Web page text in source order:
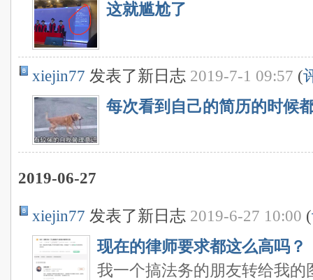
这就尴尬了
xiejin77 发表了新日志 2019-7-1 09:57 (
每次看到自己的简历的时候
2019-06-27
xiejin77 发表了新日志 2019-6-27 10:00 (
现在的律师要求都这么高吗？
我一个搞法务的朋友转给我的